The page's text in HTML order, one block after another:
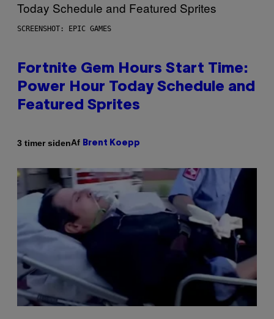
SCREENSHOT: EPIC GAMES
Fortnite Gem Hours Start Time:
Power Hour Today Schedule and
Featured Sprites
3 timer sidenAf Brent Koepp